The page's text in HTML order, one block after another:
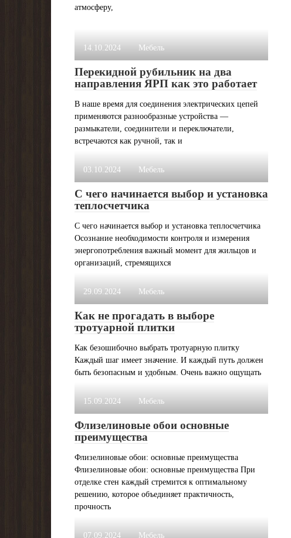
атмосферу,
14.10.2024 Мебель
Перекидной рубильник на два
направления ЯРП как это работает
В наше время для соединения электрических цепей
применяются разнообразные устройства —
размыкатели, соединители и переключатели,
встречаются как ручной, так и
03.10.2024 Мебель
С чего начинается выбор и установка
теплосчетчика
С чего начинается выбор и установка теплосчетчика
Осознание необходимости контроля и измерения
энергопотребления важный момент для жильцов и
организаций, стремящихся
29.09.2024 Мебель
Как не прогадать в выборе
тротуарной плитки
Как безошибочно выбрать тротуарную плитку
Каждый шаг имеет значение. И каждый путь должен
быть безопасным и удобным. Очень важно ощущать
15.09.2024 Мебель
Флизелиновые обои основные
преимущества
Флизелиновые обои: основные преимущества
Флизелиновые обои: основные преимущества При
отделке стен каждый стремится к оптимальному
решению, которое объединяет практичность,
прочность
07.09.2024 Мебель